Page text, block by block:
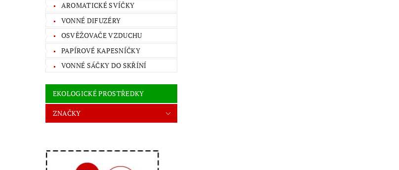
AROMATICKÉ SVÍČKY
VONNÉ DIFUZÉRY
OSVĚŽOVAČE VZDUCHU
PAPÍROVÉ KAPESNÍČKY
VONNÉ SÁČKY DO SKŘÍNÍ
EKOLOGICKÉ PROSTŘEDKY
ZNAČKY